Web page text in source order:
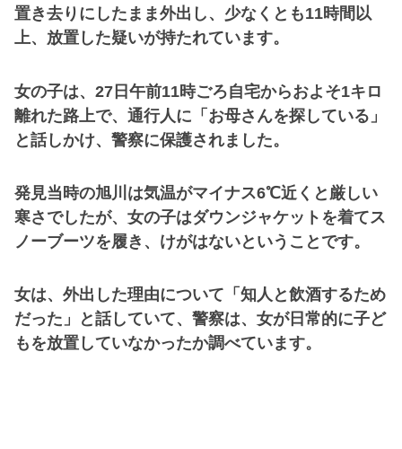
置き去りにしたまま外出し、少なくとも11時間以
上、放置した疑いが持たれています。
女の子は、27日午前11時ごろ自宅からおよそ1キロ
離れた路上で、通行人に「お母さんを探している」
と話しかけ、警察に保護されました。
発見当時の旭川は気温がマイナス6℃近くと厳しい
寒さでしたが、女の子はダウンジャケットを着てス
ノーブーツを履き、けがはないということです。
女は、外出した理由について「知人と飲酒するため
だった」と話していて、警察は、女が日常的に子ど
もを放置していなかったか調べています。